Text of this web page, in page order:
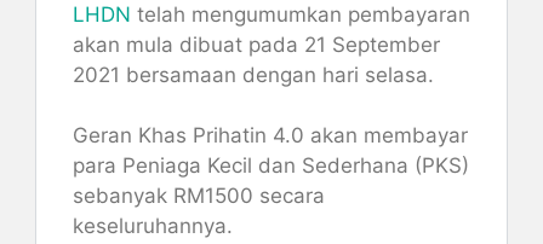
LHDN telah mengumumkan pembayaran
akan mula dibuat pada 21 September
2021 bersamaan dengan hari selasa.
Geran Khas Prihatin 4.0 akan membayar
para Peniaga Kecil dan Sederhana (PKS)
sebanyak RM1500 secara
keseluruhannya.